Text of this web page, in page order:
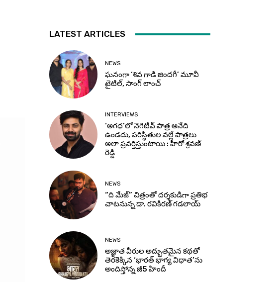
LATEST ARTICLES
NEWS
ఘనంగా ‘శివ గాడి జింద‌గీ’ మూవీ
టైటిల్, సాంగ్ లాంచ్
INTERVIEWS
‘అగధ’లో నెగెటివ్ పాత్ర అనేది
ఉండదు, పరిస్థితుల వల్లే పాత్రలు
అలా ప్రవర్తిస్తుంటాయి : హీరో శ్రవణ్
రెడ్డి
NEWS
“ది మేజ్” చిత్రంతో దర్శకుడిగా ప్రతిభ
చాటనున్న డా. రవికిరణ్ గడలాయ్
NEWS
అజ్ఞాత వీరుల అద్భుతమైన కథతో
తెరకెక్కిన ‘భారత్ భాగ్య విధాత’ను
అందిస్తోన్న జీ5 హిందీ